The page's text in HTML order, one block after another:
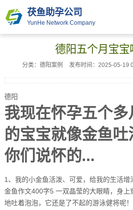
茯鱼助孕公司
YunHe Network Company
德阳五个月宝宝
分类：德阳案例 发布时间：2025-05-19
德阳
我现在怀孕五个
的宝宝就像金鱼
你们说怀的...
1、我的小金鱼活泼、可爱，给我的生活增
金鱼作文400字5 一双晶莹的大眼睛，身上
地吐着泡泡，它还是了不起的游泳健将呢